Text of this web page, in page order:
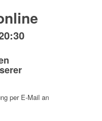
per E-Mail an